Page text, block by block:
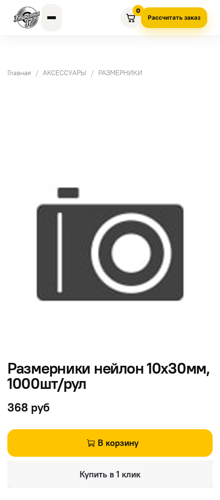
0
Рассчитать заказ
Главная АКСЕССУАРЫ РАЗМЕРНИКИ
Размерники нейлон 10х30мм,
1000шт/рул
368 руб
В корзину
Купить в 1 клик